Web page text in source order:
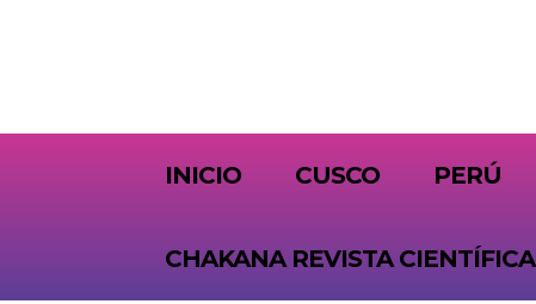
INICIO CUSCO PERÚ
CHAKANA REVISTA CIENTÍFICA